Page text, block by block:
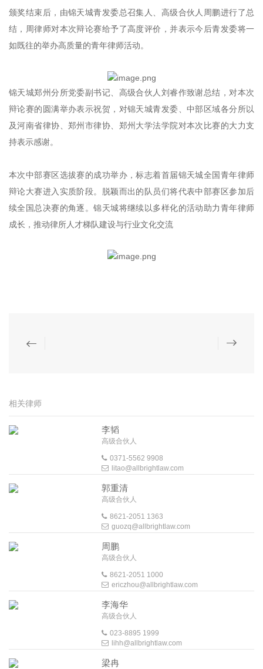
颁奖结束后，由锦天城青发委总召集人、高级合伙人周鹏进行了总
结，周律师对本次辩论赛给予了高度评价，并表示今后青发委将一
如既往的举办高质量的青年律师活动。
锦天城郑州分所党委副书记、高级合伙人刘睿作致谢总结，对本次
辩论赛的圆满举办表示祝贺，对锦天城青发委、中部区域各分所以
及河南省律协、郑州市律协、郑州大学法学院对本次比赛的大力支
持表示感谢。
本次中部赛区选拔赛的成功举办，标志着首届锦天城全国青年律师
辩论大赛进入实质阶段。脱颖而出的队员们将代表中部赛区参加后
续全国总决赛的角逐。锦天城将继续以多样化的活动助力青年律师
成长，推动律所人才梯队建设与行业文化交流
相关律师
李韬
高级合伙人
0371-5562 9908
litao@allbrightlaw.com
郭重清
高级合伙人
8621-2051 1363
guozq@allbrightlaw.com
周鹏
高级合伙人
8621-2051 1000
ericzhou@allbrightlaw.com
李海华
高级合伙人
023-8895 1999
lihh@allbrightlaw.com
梁冉